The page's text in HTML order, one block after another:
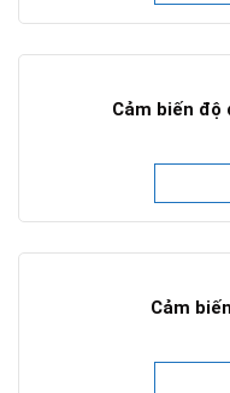
Cảm biến độ
Cảm